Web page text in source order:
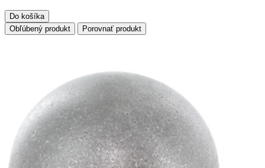
Do košíka
Obľúbený produkt
Porovnať produkt